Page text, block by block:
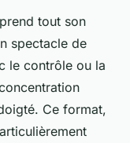
tout son
spectacle de
le contrôle ou la
Ce format,